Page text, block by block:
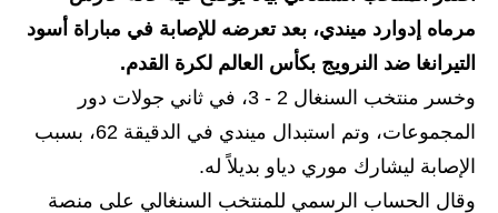
الاخبار الاقتصادية
الاخبار الرياضية
المدارس
اخبار وقرارات وزارة التربية
مرماه إدوارد ميندي، بعد تعرضه للإصابة في مباراة أسود
التيرانغا ضد النرويج بكأس العالم لكرة القدم.
وخسر منتخب السنغال 2 - 3، في ثاني جولات دور
المجموعات، وتم استبدال ميندي في الدقيقة 62، بسبب
الإصابة ليشارك موري دياو بديلاً له.
وقال الحساب الرسمي للمنتخب السنغالي على منصة